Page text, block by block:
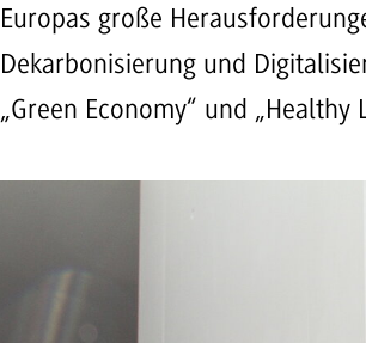
Europas große
Dekarbonisierung und
„Green Economy“ und